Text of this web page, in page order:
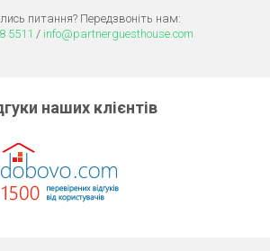
питання? Передзвоніть нам:
5511 / info@partnerguesthouse.com
наших клієнтів